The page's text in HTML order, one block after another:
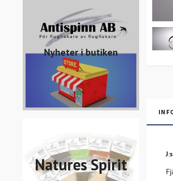
Nyheter i butiken
Natures Spirit